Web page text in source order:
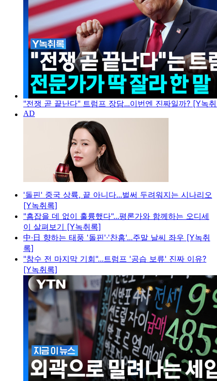
"전쟁 곧 끝난다" 트럼프 장담...이번엔 진짜일까? [Y녹
'돌핀' 중국 상륙, 끝 아니다...벌써 두려워지는 시나리오
[Y녹취록]
"흠잡을 데 없이 훌륭했다"...평론가와 함께하는 오디세
이 살펴보기 [Y녹취록]
中·日 향하는 태풍 '돌핀'·'찬홈'...주말 날씨 좌우 [Y녹취
록]
"참수 전 마지막 기회"...트럼프 '공습 보류' 진짜 이유?
[Y녹취록]